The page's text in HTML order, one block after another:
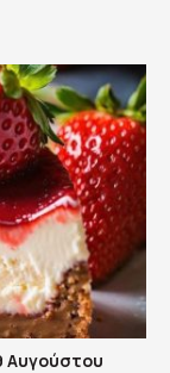
Αυγούστου